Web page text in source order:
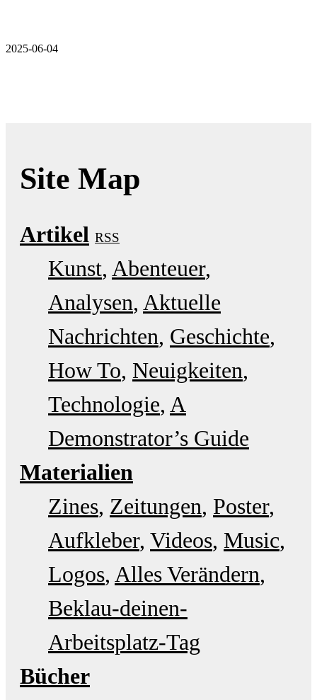
2025-06-04
Site Map
Artikel RSS
Kunst Abenteuer
Analysen Aktuelle
Nachrichten Geschichte
How To Neuigkeiten
Technologie A
Demonstrator’s Guide
Materialien
Zines Zeitungen Poster
Aufkleber Videos Music
Logos Alles Verändern
Beklau-deinen-
Arbeitsplatz-Tag
Bücher